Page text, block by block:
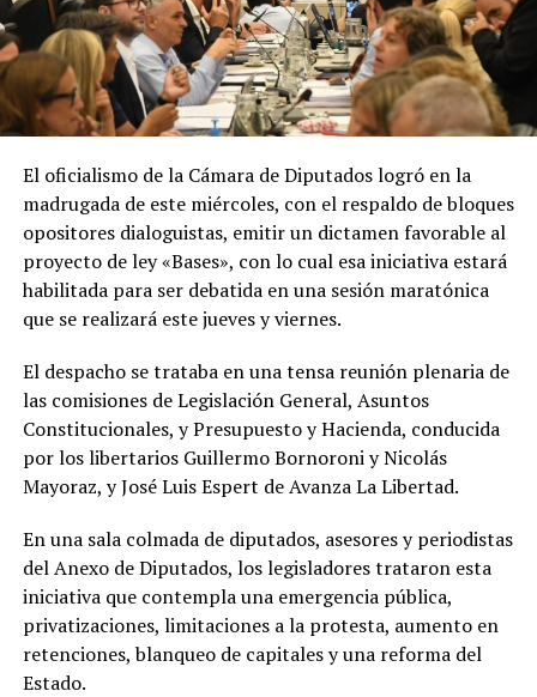
El oficialismo de la Cámara de Diputados logró en la
madrugada de este miércoles, con el respaldo de bloques
opositores dialoguistas, emitir un dictamen favorable al
proyecto de ley «Bases», con lo cual esa iniciativa estará
habilitada para ser debatida en una sesión maratónica
que se realizará este jueves y viernes.
El despacho se trataba en una tensa reunión plenaria de
las comisiones de Legislación General, Asuntos
Constitucionales, y Presupuesto y Hacienda, conducida
por los libertarios Guillermo Bornoroni y Nicolás
Mayoraz, y José Luis Espert de Avanza La Libertad.
En una sala colmada de diputados, asesores y periodistas
del Anexo de Diputados, los legisladores trataron esta
iniciativa que contempla una emergencia pública,
privatizaciones, limitaciones a la protesta, aumento en
retenciones, blanqueo de capitales y una reforma del
Estado.